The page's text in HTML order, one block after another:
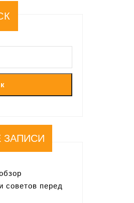
ЗАПИСИ
советов перед